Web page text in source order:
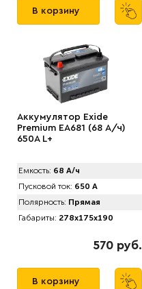
В корзину
Аккумулятор Exide
Premium EA681 (68 А/ч)
650A L+
Емкость: 68 А/ч
Пусковой ток: 650 А
Полярность: Прямая
Габариты: 278x175x190
570 руб.
В корзину